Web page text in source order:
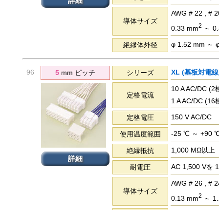
導体サイズ
AWG # 22 , #
0.33 mm2 ～
絶縁体外径 φ 1.52 mm ～
96 5 mm ピッチ シリーズ XL (基板対電
詳細
定格電流
10 A AC/DC (2
1 A AC/DC (16
定格電圧 150 V AC/DC
使用温度範囲 -25 ℃ ～ +90
絶縁抵抗 1,000 MΩ以上
耐電圧 AC 1,500 Vを
導体サイズ
AWG # 26 , #
0.13 mm2 ～